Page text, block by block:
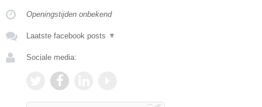
Openingstijden onbekend
Laatste facebook posts ▼
Sociale media: